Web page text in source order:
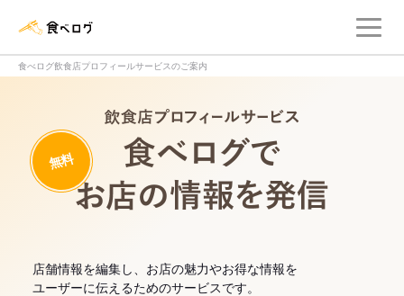
食べログ飲食店プロフィールサービスのご案内
無料
店舗情報を編集し、お店の魅力やお得な情報を
ユーザーに伝えるためのサービスです。